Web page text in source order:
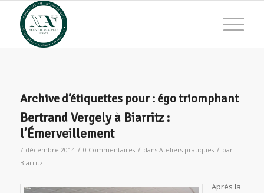
Archive d’étiquettes pour : égo triomphant
Bertrand Vergely à Biarritz :
l’Émerveillement
7 décembre 2014 / 0 Commentaires / dans Ateliers pratiques / par
Biarritz
Après la